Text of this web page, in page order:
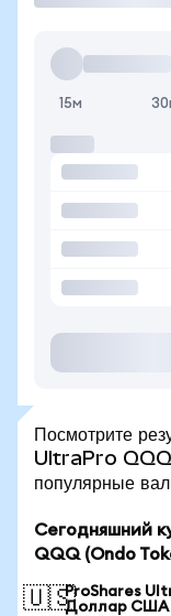
15м
Посмотрите
UltraPro
популярные
Сегодняшний
QQQ (Ondo
🇺🇸ProShares
Доллар США